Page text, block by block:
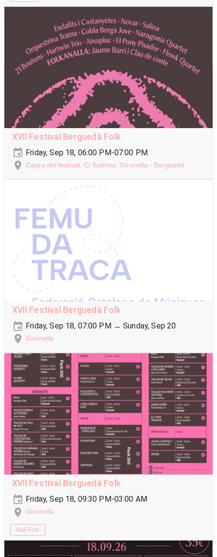
XVII Festival Berguedà Folk
Friday, Sep 18, 06:00 PM-07:00 PM
Carpa del festival, C/ Balmes, Gironella - Berguedà
XVII Festival Berguedà Folk
Friday, Sep 18, 07:00 PM → Sunday, Sep 20
Gironella
XVII Festival Berguedà Folk
Friday, Sep 18, 09:30 PM-03:00 AM
Gironella
Ball Folk